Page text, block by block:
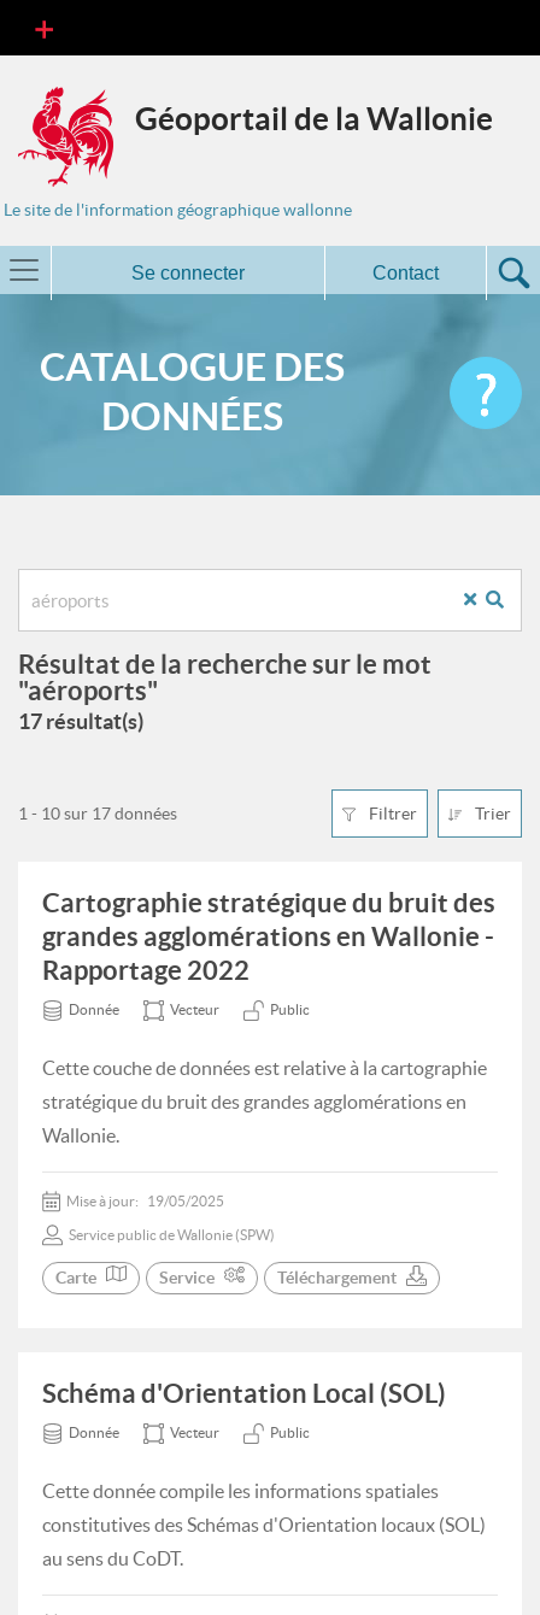
Géoportail de la Wallonie
Le site de l'information géographique wallonne
Se connecter Contact
CATALOGUE DES
DONNÉES
Résultat de la recherche sur le mot
"aéroports"
17 résultat(s)
Filtrer Trier
1 - 10 sur 17 données
Cartographie stratégique du bruit des
grandes agglomérations en Wallonie -
Rapportage 2022
Donnée Vecteur Public
Cette couche de données est relative à la cartographie
stratégique du bruit des grandes agglomérations en
Wallonie.
Mise à jour: 19/05/2025
Service public de Wallonie (SPW)
Carte Service Téléchargement
Schéma d'Orientation Local (SOL)
Donnée Vecteur Public
Cette donnée compile les informations spatiales
constitutives des Schémas d'Orientation locaux (SOL)
au sens du CoDT.